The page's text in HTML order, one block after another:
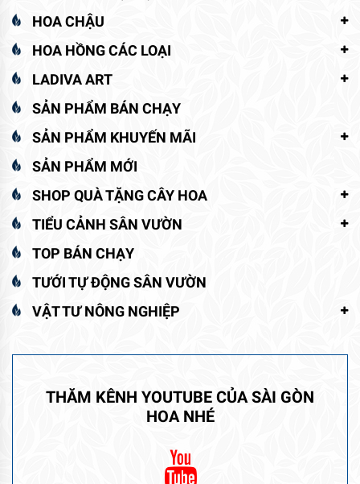
HOA CHẬU
HOA HỒNG CÁC LOẠI
LADIVA ART
SẢN PHẨM BÁN CHẠY
SẢN PHẨM KHUYẾN MÃI
SẢN PHẨM MỚI
SHOP QUÀ TẶNG CÂY HOA
TIỂU CẢNH SÂN VƯỜN
TOP BÁN CHẠY
TƯỚI TỰ ĐỘNG SÂN VƯỜN
VẬT TƯ NÔNG NGHIỆP
THĂM KÊNH YOUTUBE CỦA SÀI GÒN
HOA NHÉ